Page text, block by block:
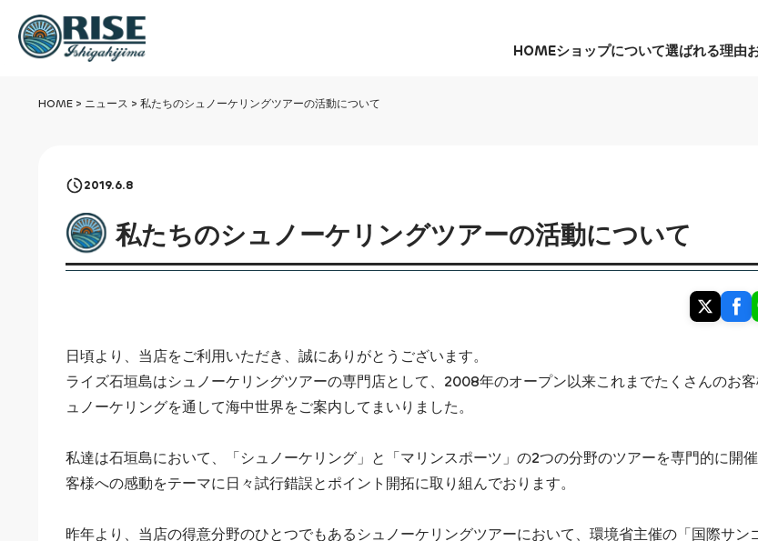
HOMEショップについて選ばれる理由
HOME > ニュース > 私たちのシュノーケリングツアーの活動について
2019.6.8
私たちのシュノーケリングツアーの活動について
日頃より、当店をご利用いただき、誠にありがとうございます。
ライズ石垣島はシュノーケリングツアーの専門店として、2008年のオープン以来これまでたくさんのお
ュノーケリングを通して海中世界をご案内してまいりました。
私達は石垣島において、「シュノーケリング」と「マリンスポーツ」の2つの分野のツアーを専門的に開
客様への感動をテーマに日々試行錯誤とポイント開拓に取り組んでおります。
昨年より、当店の得意分野のひとつでもあるシュノーケリングツアーにおいて、環境省主催の「国際サン